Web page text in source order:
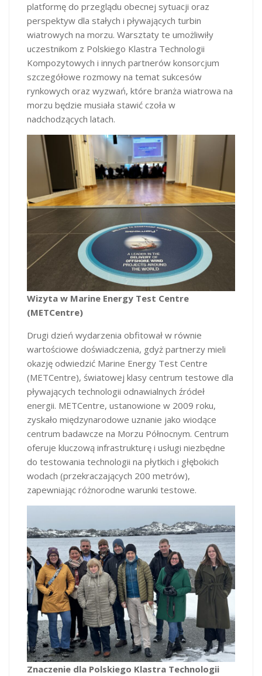
platformę do przeglądu obecnej sytuacji oraz
perspektyw dla stałych i pływających turbin
wiatrowych na morzu. Warsztaty te umożliwiły
uczestnikom z Polskiego Klastra Technologii
Kompozytowych i innych partnerów konsorcjum
szczegółowe rozmowy na temat sukcesów
rynkowych oraz wyzwań, które branża wiatrowa na
morzu będzie musiała stawić czoła w
nadchodzących latach.
Wizyta w Marine Energy Test Centre
(METCentre)
Drugi dzień wydarzenia obfitował w równie
wartościowe doświadczenia, gdyż partnerzy mieli
okazję odwiedzić Marine Energy Test Centre
(METCentre), światowej klasy centrum testowe dla
pływających technologii odnawialnych źródeł
energii. METCentre, ustanowione w 2009 roku,
zyskało międzynarodowe uznanie jako wiodące
centrum badawcze na Morzu Północnym. Centrum
oferuje kluczową infrastrukturę i usługi niezbędne
do testowania technologii na płytkich i głębokich
wodach (przekraczających 200 metrów),
zapewniając różnorodne warunki testowe.
Znaczenie dla Polskiego Klastra Technologii